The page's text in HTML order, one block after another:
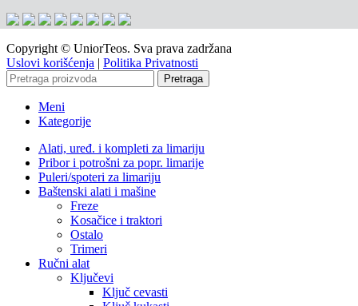
Copyright © UniorTeos. Sva prava zadržana
Uslovi korišćenja | Politika Privatnosti
Pretraga
Meni
Kategorije
Alati, uređ. i kompleti za limariju
Pribor i potrošni za popr. limarije
Puleri/spoteri za limariju
Baštenski alati i mašine
Freze
Kosačice i traktori
Ostalo
Trimeri
Ručni alat
Ključevi
Ključ cevasti